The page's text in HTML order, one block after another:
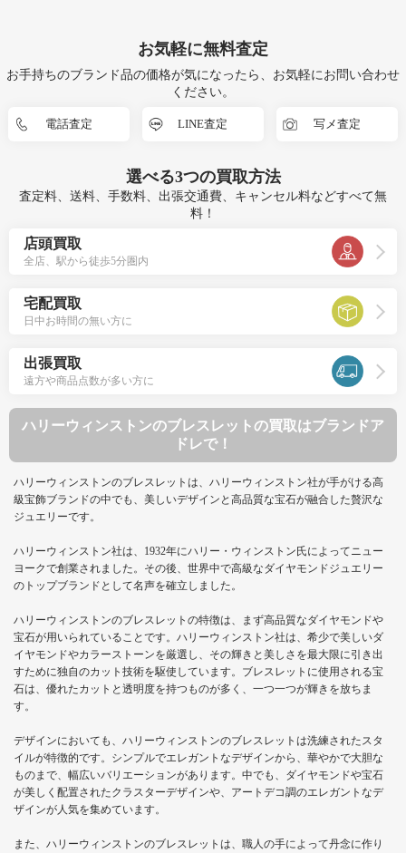
お気軽に無料査定
お手持ちのブランド品の価格が気になったら、お気軽にお問い合わせ
ください。
電話査定 LINE査定 写メ査定
選べる3つの買取方法
査定料、送料、手数料、出張交通費、キャンセル料などすべて無
料！
店頭買取
全店、駅から徒歩5分圏内
宅配買取
日中お時間の無い方に
出張買取
遠方や商品点数が多い方に
ハリーウィンストンのブレスレットの買取はブランドア
ドレで！
ハリーウィンストンのブレスレットは、ハリーウィンストン社が手がける高
級宝飾ブランドの中でも、美しいデザインと高品質な宝石が融合した贅沢な
ジュエリーです。
ハリーウィンストン社は、1932年にハリー・ウィンストン氏によってニュー
ヨークで創業されました。その後、世界中で高級なダイヤモンドジュエリー
のトップブランドとして名声を確立しました。
ハリーウィンストンのブレスレットの特徴は、まず高品質なダイヤモンドや
宝石が用いられていることです。ハリーウィンストン社は、希少で美しいダ
イヤモンドやカラーストーンを厳選し、その輝きと美しさを最大限に引き出
すために独自のカット技術を駆使しています。ブレスレットに使用される宝
石は、優れたカットと透明度を持つものが多く、一つ一つが輝きを放ちま
す。
デザインにおいても、ハリーウィンストンのブレスレットは洗練されたスタ
イルが特徴的です。シンプルでエレガントなデザインから、華やかで大胆な
ものまで、幅広いバリエーションがあります。中でも、ダイヤモンドや宝石
が美しく配置されたクラスターデザインや、アートデコ調のエレガントなデ
ザインが人気を集めています。
また、ハリーウィンストンのブレスレットは、職人の手によって丹念に作り